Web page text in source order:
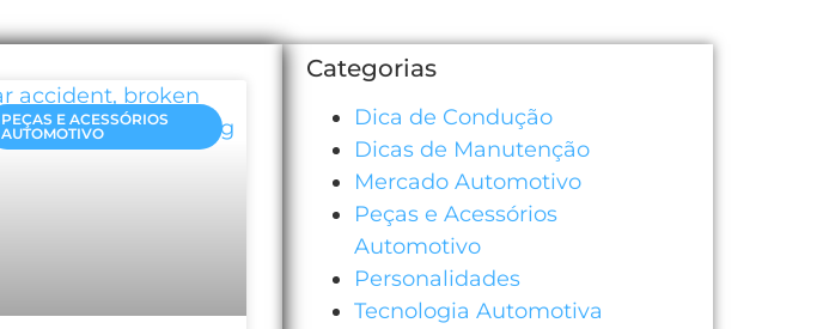
PEÇAS E ACESSÓRIOS
AUTOMOTIVO
Categorias
Dica de Condução
Dicas de Manutenção
Mercado Automotivo
Peças e Acessórios
Automotivo
Personalidades
Tecnologia Automotiva